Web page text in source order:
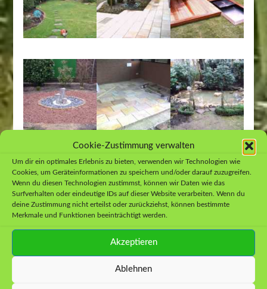
Cookie-Zustimmung verwalten
Um dir ein optimales Erlebnis zu bieten, verwenden wir Technologien wie
Cookies, um Geräteinformationen zu speichern und/oder darauf zuzugreifen.
Wenn du diesen Technologien zustimmst, können wir Daten wie das
Surfverhalten oder eindeutige IDs auf dieser Website verarbeiten. Wenn du
deine Zustimmung nicht erteilst oder zurückziehst, können bestimmte
Merkmale und Funktionen beeinträchtigt werden.
Akzeptieren
Ablehnen